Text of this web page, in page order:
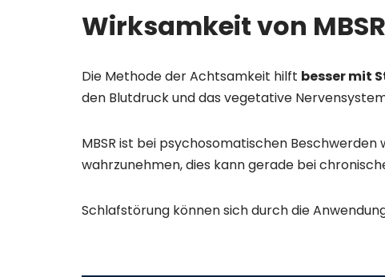
Wirksamkeit von MBSR
Die Methode der Achtsamkeit hilft besser mit
den Blutdruck und das vegetative
MBSR ist bei psychosomatischen Beschwerden
wahrzunehmen, dies kann gerade bei
Schlafstörung können sich durch die